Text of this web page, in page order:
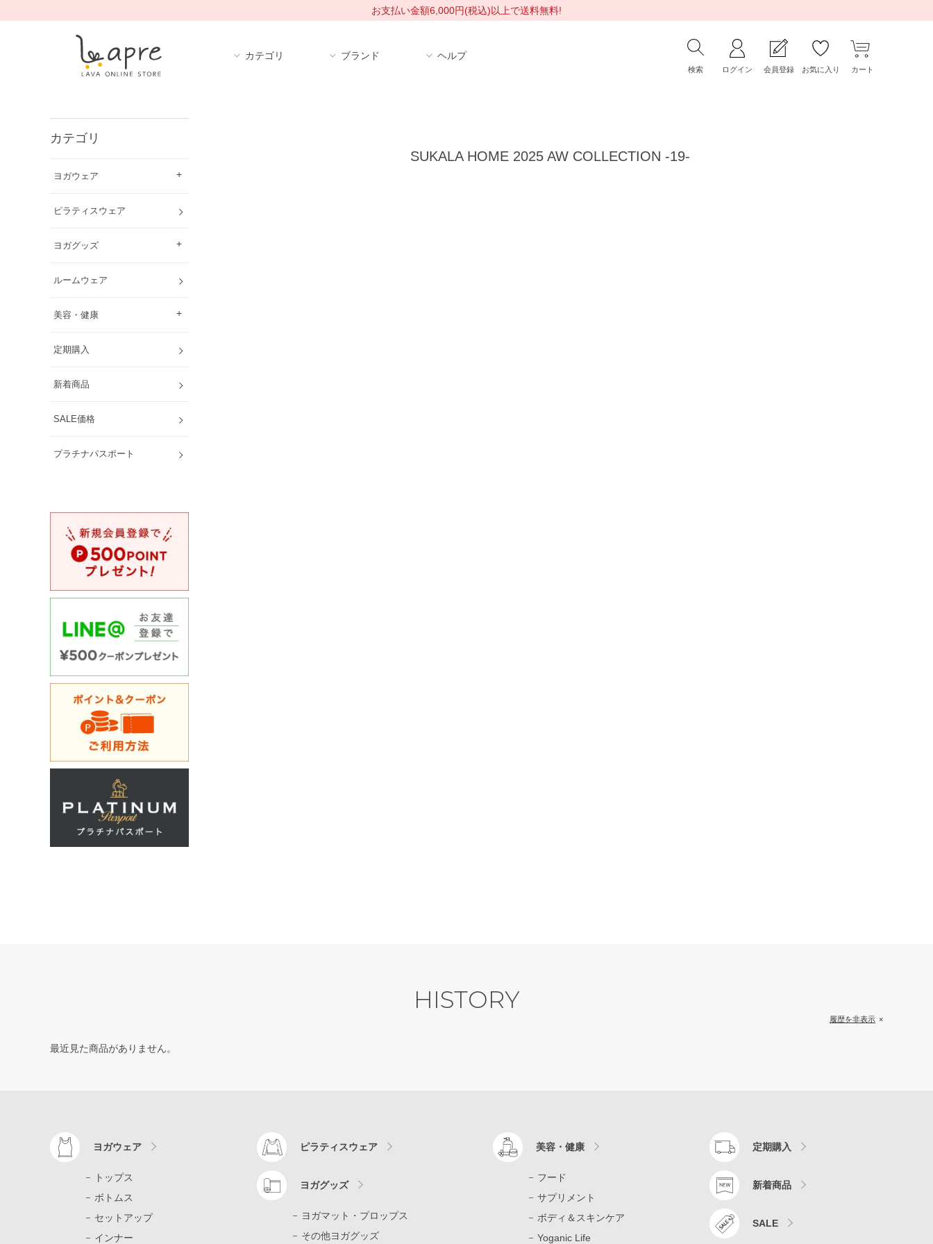
お支払い金額6,000円(税込)以上で送料無料!
カテゴリ ブランド ヘルプ
検索 ログイン 会員登録 お気に入り カート
カテゴリ
ヨガウェア
ピラティスウェア
ヨガグッズ
ルームウェア
美容・健康
定期購入
新着商品
SALE価格
プラチナパスポート
SUKALA HOME 2025 AW COLLECTION -19-
HISTORY
最近見た商品がありません。
履歴を非表示
ヨガウェア
トップス
ボトムス
セットアップ
インナー
ピラティスウェア
ヨガグッズ
ヨガマット・プロップス
その他ヨガグッズ
美容・健康
フード
サプリメント
ボディ＆スキンケア
Yoganic Life
定期購入
新着商品
SALE